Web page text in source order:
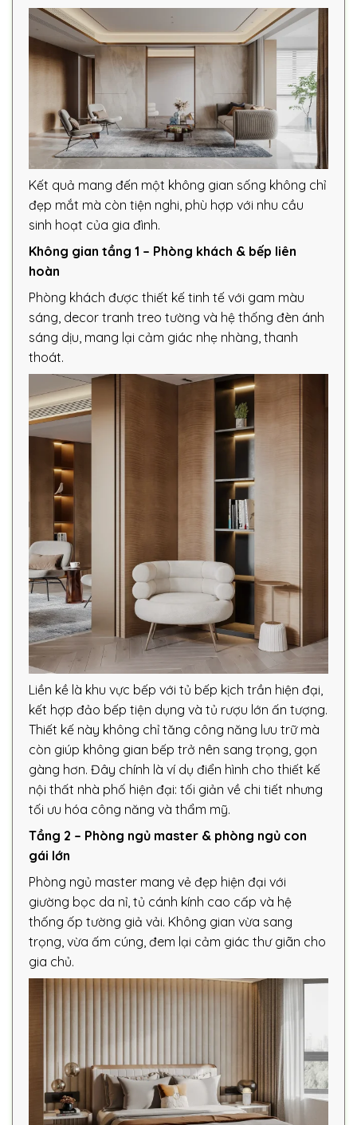
Kết quả mang đến một không gian sống không chỉ
đẹp mắt mà còn tiện nghi, phù hợp với nhu cầu
sinh hoạt của gia đình.
Không gian tầng 1 – Phòng khách & bếp liên
hoàn
Phòng khách được thiết kế tinh tế với gam màu
sáng, decor tranh treo tường và hệ thống đèn ánh
sáng dịu, mang lại cảm giác nhẹ nhàng, thanh
thoát.
Liền kề là khu vực bếp với tủ bếp kịch trần hiện đại,
kết hợp đảo bếp tiện dụng và tủ rượu lớn ấn tượng.
Thiết kế này không chỉ tăng công năng lưu trữ mà
còn giúp không gian bếp trở nên sang trọng, gọn
gàng hơn. Đây chính là ví dụ điển hình cho thiết kế
nội thất nhà phố hiện đại: tối giản về chi tiết nhưng
tối ưu hóa công năng và thẩm mỹ.
Tầng 2 – Phòng ngủ master & phòng ngủ con
gái lớn
Phòng ngủ master mang vẻ đẹp hiện đại với
giường bọc da nỉ, tủ cánh kính cao cấp và hệ
thống ốp tường giả vải. Không gian vừa sang
trọng, vừa ấm cúng, đem lại cảm giác thư giãn cho
gia chủ.